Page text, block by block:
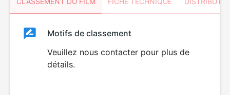
ClassementClassement
Motifs de classement
Veuillez nous contacter pour plus de
détails.